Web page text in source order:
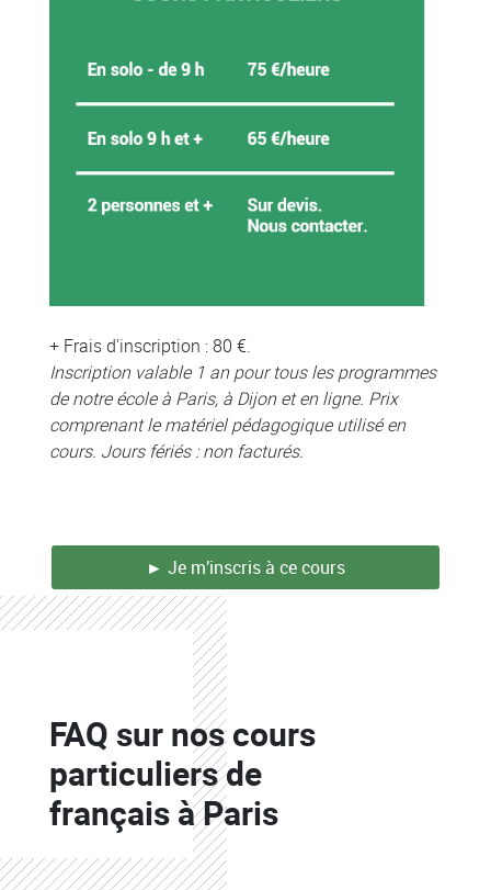
+ Frais d'inscription : 80 €.
Inscription valable 1 an pour tous les programmes
de notre école à Paris, à Dijon et en ligne. Prix
comprenant le matériel pédagogique utilisé en
cours. Jours fériés : non facturés.
► Je m'inscris à ce cours
Colonne
FAQ sur nos cours
particuliers de
français à Paris